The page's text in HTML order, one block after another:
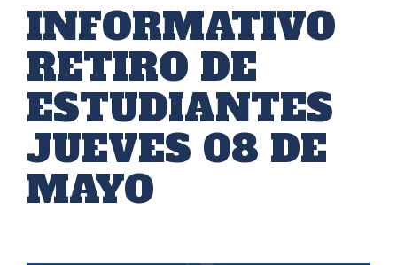
INFORMATIVO
RETIRO DE
ESTUDIANTES
JUEVES 08 DE
MAYO